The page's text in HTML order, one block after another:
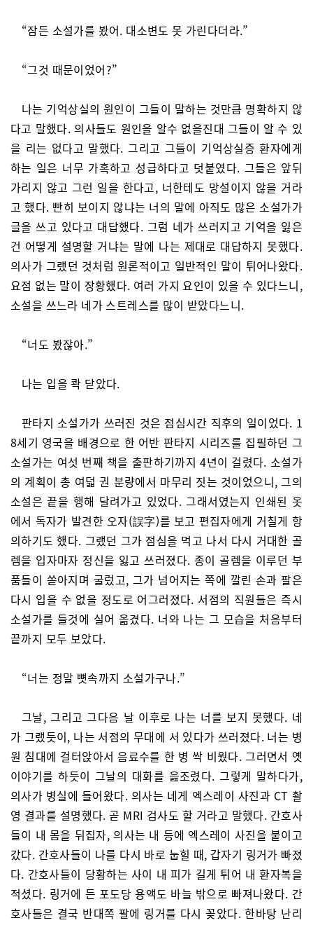
“잠든 소설가를 봤어. 대소변도 못 가린다더라.”
“그것 때문이었어?”
나는 기억상실의 원인이 그들이 말하는 것만큼 명확하지 않
다고 말했다. 의사들도 원인을 알수 없을진대 그들이 알 수 있
을 리는 없다고 말했다. 그리고 그들이 기억상실증 환자에게
하는 일은 너무 가혹하고 성급하다고 덧붙였다. 그들은 앞뒤
가리지 않고 그런 일을 한다고, 너한테도 망설이지 않을 거라
고 했다. 빤히 보이지 않냐는 너의 말에 아직도 많은 소설가가
글을 쓰고 있다고 대답했다. 그럼 네가 쓰러지고 기억을 잃은
건 어떻게 설명할 거냐는 말에 나는 제대로 대답하지 못했다.
의사가 그랬던 것처럼 원론적이고 일반적인 말이 튀어나왔다.
요점 없는 말이 장황했다. 여러 가지 요인이 있을 수 있다느니,
소설을 쓰느라 네가 스트레스를 많이 받았다느니.
“너도 봤잖아.”
나는 입을 콱 닫았다.
판타지 소설가가 쓰러진 것은 점심시간 직후의 일이었다. 1
8세기 영국을 배경으로 한 어반 판타지 시리즈를 집필하던 그
소설가는 여섯 번째 책을 출판하기까지 4년이 걸렸다. 소설가
의 계획이 총 여덟 권 분량에서 마무리 짓는 것이었으니, 그의
소설은 끝을 행해 달려가고 있었다. 그래서였는지 인쇄된 옷
에서 독자가 발견한 오자(誤字)를 보고 편집자에게 거칠게 항
의하기도 했다. 그랬던 그가 점심을 먹고 나서 다시 거대한 골
렘을 입자마자 정신을 잃고 쓰러졌다. 종이 골렘을 이루던 부
품들이 쏟아지며 굴렀고, 그가 넘어지는 쪽에 깔린 손과 팔은
다시 입을 수 없을 정도로 어그러졌다. 서점의 직원들은 즉시
소설가를 들것에 실어 옮겼다. 너와 나는 그 모습을 처음부터
끝까지 모두 보았다.
“너는 정말 뼛속까지 소설가구나.”
그날, 그리고 그다음 날 이후로 나는 너를 보지 못했다. 네
가 그랬듯이, 나는 서점의 무대에 서 있다가 쓰러졌다. 너는 병
원 침대에 걸터앉아서 음료수를 한 병 싹 비웠다. 그러면서 옛
이야기를 하듯이 그날의 대화를 읊조렸다. 그렇게 말하다가,
의사가 병실에 들어왔다. 의사는 네게 엑스레이 사진과 CT 촬
영 결과를 설명했다. 곧 MRI 검사도 할 거라고 말했다. 간호사
들이 내 몸을 뒤집자, 의사는 내 등에 엑스레이 사진을 붙이고
갔다. 간호사들이 나를 다시 바로 눕힐 때, 갑자기 링거가 빠졌
다. 간호사들이 당황하는 사이 내 피가 길게 튀어 내 환자복을
적셨다. 링거에 든 포도당 용액도 바늘 밖으로 빠져나왔다. 간
호사들은 결국 반대쪽 팔에 링거를 다시 꽂았다. 한바탕 난리